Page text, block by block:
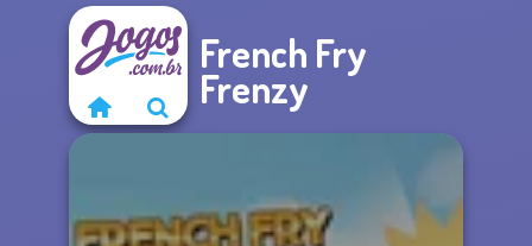
French Fry
Frenzy